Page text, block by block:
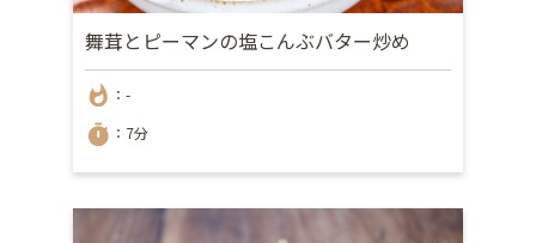
舞茸とピーマンの塩こんぶバター炒め
whatshot ：-
timer ：7分